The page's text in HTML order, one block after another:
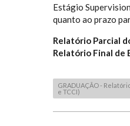
Estágio
quanto ao prazo
Relatório Parcial
Relatório Final de
GRADUAÇÃO -
e TCCI)